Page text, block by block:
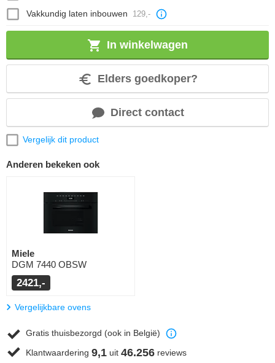
Vakkundig laten inbouwen 129,-
In winkelwagen
Elders goedkoper?
Direct contact
Vergelijk dit product
Anderen bekeken ook
Miele
DGM 7440 OBSW
2421,-
Vergelijkbare ovens
Gratis thuisbezorgd (ook in België)
Klantwaardering 9,1 uit 46.256 reviews